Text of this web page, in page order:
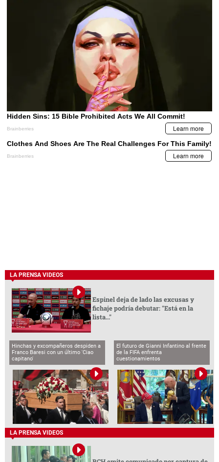
LA PRENSA VIDEOS
Espinel deja de lado las excusas y
fichaje podría debutar: "Está en la
lista..."
Hinchas y excompañeros despiden a
Franco Baresi con un último 'Ciao
capitano'
El futuro de Gianni Infantino al frente
de la FIFA enfrenta
cuestionamientos
LA PRENSA VIDEOS